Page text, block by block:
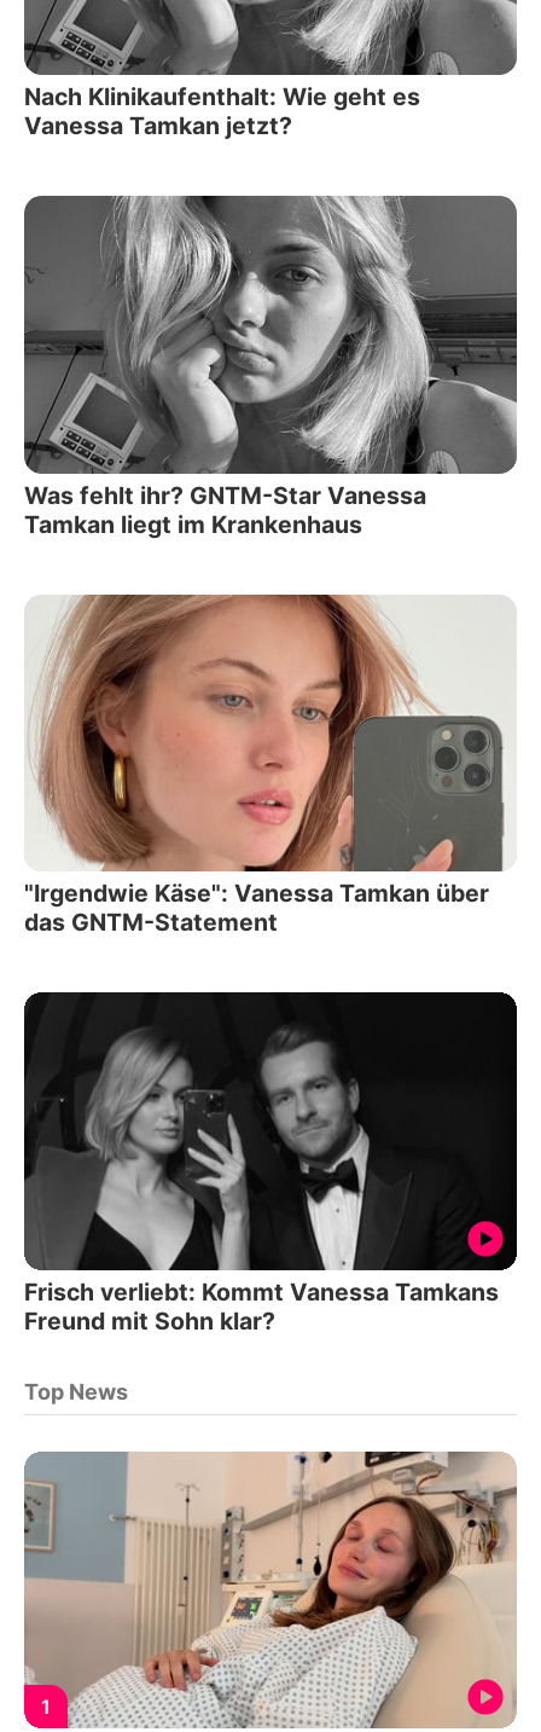
Nach Klinikaufenthalt: Wie geht es
Vanessa Tamkan jetzt?
Was fehlt ihr? GNTM-Star Vanessa
Tamkan liegt im Krankenhaus
"Irgendwie Käse": Vanessa Tamkan über
das GNTM-Statement
Frisch verliebt: Kommt Vanessa Tamkans
Freund mit Sohn klar?
Top News
1